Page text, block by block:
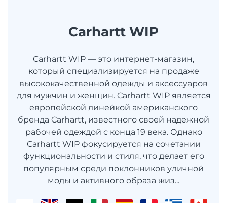
Carhartt WIP
Carhartt WIP — это интернет-магазин,
который специализируется на продаже
высококачественной одежды и аксессуаров
для мужчин и женщин. Carhartt WIP является
европейской линейкой американского
бренда Carhartt, известного своей надежной
рабочей одеждой с конца 19 века. Однако
Carhartt WIP фокусируется на сочетании
функциональности и стиля, что делает его
популярным среди поклонников уличной
моды и активного образа жиз...